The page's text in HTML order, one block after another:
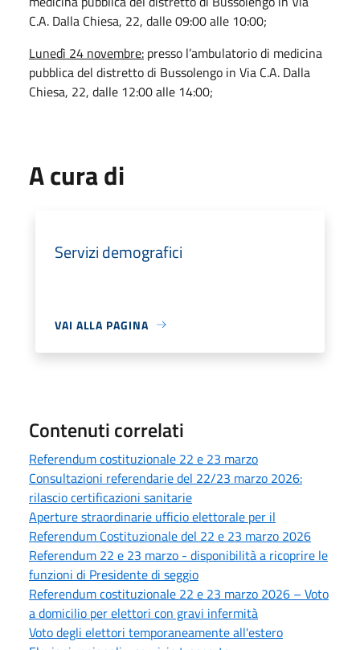
C.A. Dalla Chiesa, 22, dalle 09:00 alle 10:00;
Lunedì 24 novembre: presso l’ambulatorio di medicina
pubblica del distretto di Bussolengo in Via C.A. Dalla
Chiesa, 22, dalle 12:00 alle 14:00;
A cura di
Servizi demografici
VAI ALLA PAGINA
Contenuti correlati
Referendum costituzionale 22 e 23 marzo
Consultazioni referendarie del 22/23 marzo 2026:
rilascio certificazioni sanitarie
Aperture straordinarie ufficio elettorale per il
Referendum Costituzionale del 22 e 23 marzo 2026
Referendum 22 e 23 marzo - disponibilità a ricoprire le
funzioni di Presidente di seggio
Referendum costituzionale 22 e 23 marzo 2026 – Voto
a domicilio per elettori con gravi infermità
Voto degli elettori temporaneamente all'estero